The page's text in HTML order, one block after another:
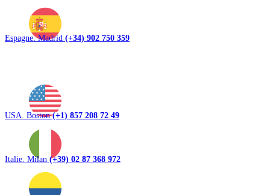
Espagne. Madrid (+34) 902 750 359
USA. Boston(+1) 857 208 72 49
Italie. Milan (+39) 02 87 368 972